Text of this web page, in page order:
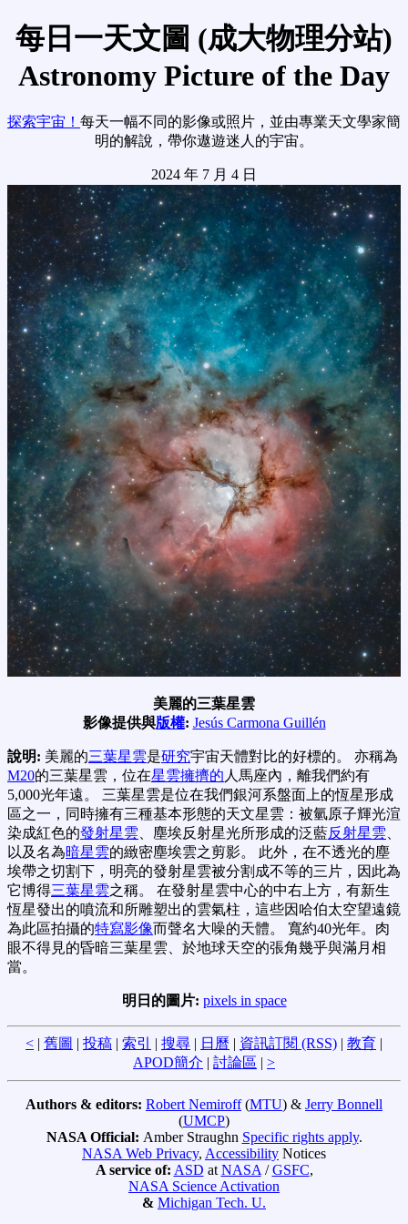
每日一天文圖 (成大物理分站)
Astronomy Picture of the Day
探索宇宙！ 每天一幅不同的影像或照片，並由專業天文學家簡
明的解說，帶你遨遊迷人的宇宙。
2024 年 7 月 4 日
美麗的三葉星雲
影像提供與版權: Jesús Carmona Guillén
說明: 美麗的三葉星雲是研究宇宙天體對比的好標的。 亦稱為
M20的三葉星雲，位在星雲擁擠的 人馬座內，離我們約有
5,000光年遠。 三葉星雲是位在我們銀河系盤面上的恆星形成
區之一，同時擁有三種基本形態的天文星雲：被氫原子輝光渲
染成紅色的發射星雲 、塵埃反射星光所形成的泛藍反射星雲
以及名為暗星雲的緻密塵埃雲之剪影。 此外，在不透光的塵
埃帶之切割下，明亮的發射星雲被分割成不等的三片，因此為
它博得三葉星雲之稱。 在發射星雲中心的中右上方，有新生
恆星發出的噴流和所雕塑出的雲氣柱，這些因哈伯太空望遠鏡
為此區拍攝的特寫影像而聲名大噪的天體。 寬約40光年。肉
眼不得見的昏暗三葉星雲、於地球天空的張角幾乎與滿月相
當。
明日的圖片: pixels in space
< | 舊圖 | 投稿 | 索引 | 搜尋 | 日曆 | 資訊訂閱 (RSS) | 教育 |
APOD簡介 | 討論區 | >
Authors & editors: Robert Nemiroff(MTU) & Jerry Bonnell
(UMCP)
NASA Official: Amber Straughn Specific rights apply.
NASA Web Privacy, Accessibility Notices
A service of: ASD at NASA /GSFC,
NASA Science Activation
& Michigan Tech. U.